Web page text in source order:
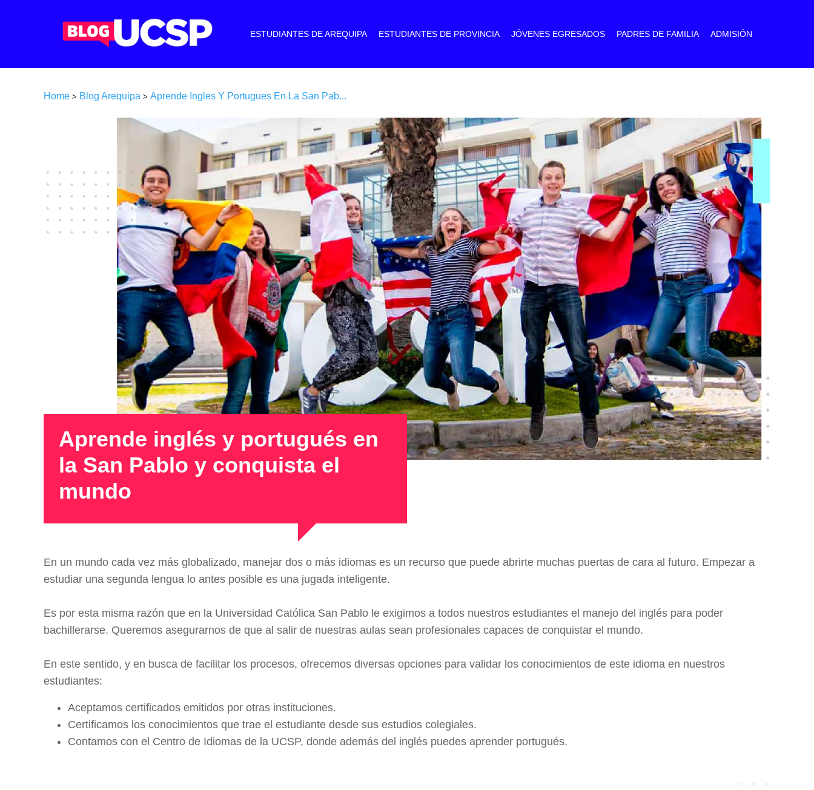
ESTUDIANTES DE AREQUIPA ESTUDIANTES DE PROVINCIA JÓVENES EGRESADOS PADRES DE FAMILIA ADMISIÓN
Home > Blog Arequipa > Aprende Ingles Y Portugues En La San Pab...
Aprende inglés y portugués en
la San Pablo y conquista el
mundo
En un mundo cada vez más globalizado, manejar dos o más idiomas es un recurso que puede abrirte muchas puertas de cara al futuro. Empezar a
estudiar una segunda lengua lo antes posible es una jugada inteligente.
Es por esta misma razón que en la Universidad Católica San Pablo le exigimos a todos nuestros estudiantes el manejo del inglés para poder
bachillerarse. Queremos asegurarnos de que al salir de nuestras aulas sean profesionales capaces de conquistar el mundo.
En este sentido, y en busca de facilitar los procesos, ofrecemos diversas opciones para validar los conocimientos de este idioma en nuestros
estudiantes:
Aceptamos certificados emitidos por otras instituciones.
Certificamos los conocimientos que trae el estudiante desde sus estudios colegiales.
Contamos con el Centro de Idiomas de la UCSP, donde además del inglés puedes aprender portugués.